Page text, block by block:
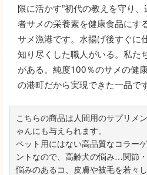
限に活かす”初代の教えを守り
者サメの栄養素を健康食品にす
サメ漁港です。水揚げ後すぐに
知り尽くした職人がいる。私た
がある。純度100％のサメの健
の港町だから実現できた一品です
こちらの商品は人間用のサプリメ
ゃんにも与えられます。
ペット用にはない高品質なコラー
ントなので、高齢犬の悩み…関節
悩みのあるコ、皮膚や被毛を若々